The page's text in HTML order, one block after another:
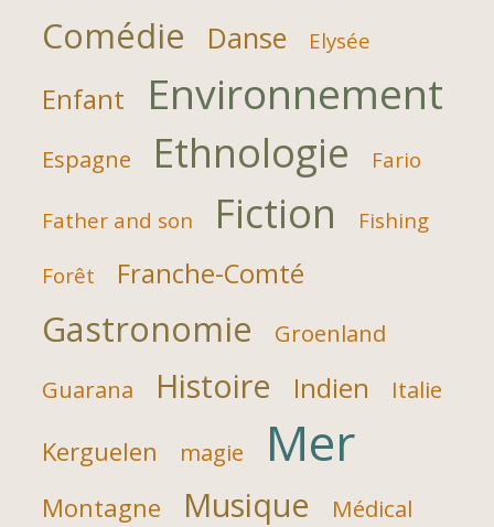
Comédie Danse Elysée
Enfant Environnement
Espagne Ethnologie Fario
Father and son Fiction
Fishing
Forêt
Franche-Comté
Gastronomie
Groenland
Guarana
Histoire Indien Italie
Kerguelen magie Mer
Montagne Musique Médical